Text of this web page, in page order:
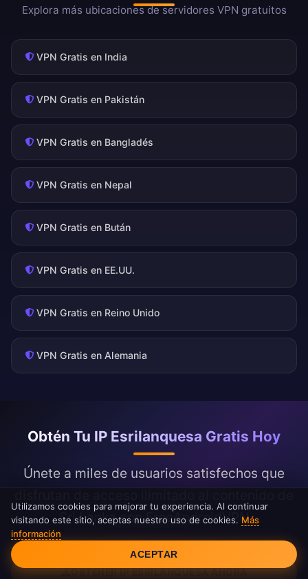
Explora más ubicaciones de servidores VPN gratuitos
VPN Gratis en India
VPN Gratis en Pakistán
VPN Gratis en Bangladés
VPN Gratis en Nepal
VPN Gratis en Bután
VPN Gratis en EE.UU.
VPN Gratis en Reino Unido
VPN Gratis en Alemania
Obtén Tu IP Esrilanquesa Gratis Hoy
Únete a miles de usuarios satisfechos que
Sri Lanka con FreeAndroidVPN
OBTENER IP ESRILANQUESA AHORA
Consentimiento de cookies
Utilizamos cookies para mejorar tu experiencia. Al continuar
visitando este sitio, aceptas nuestro uso de cookies. Más
información
ACEPTAR